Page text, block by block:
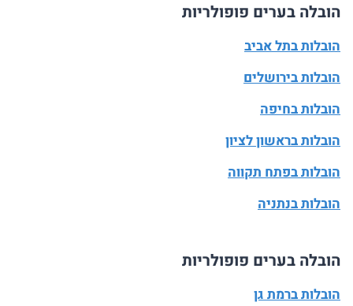
הובלה בערים פופולריות
הובלות בתל אביב
הובלות בירושלים
הובלות בחיפה
הובלות בראשון לציון
הובלות בפתח תקווה
הובלות בנתניה
הובלה בערים פופולריות
הובלות ברמת גן